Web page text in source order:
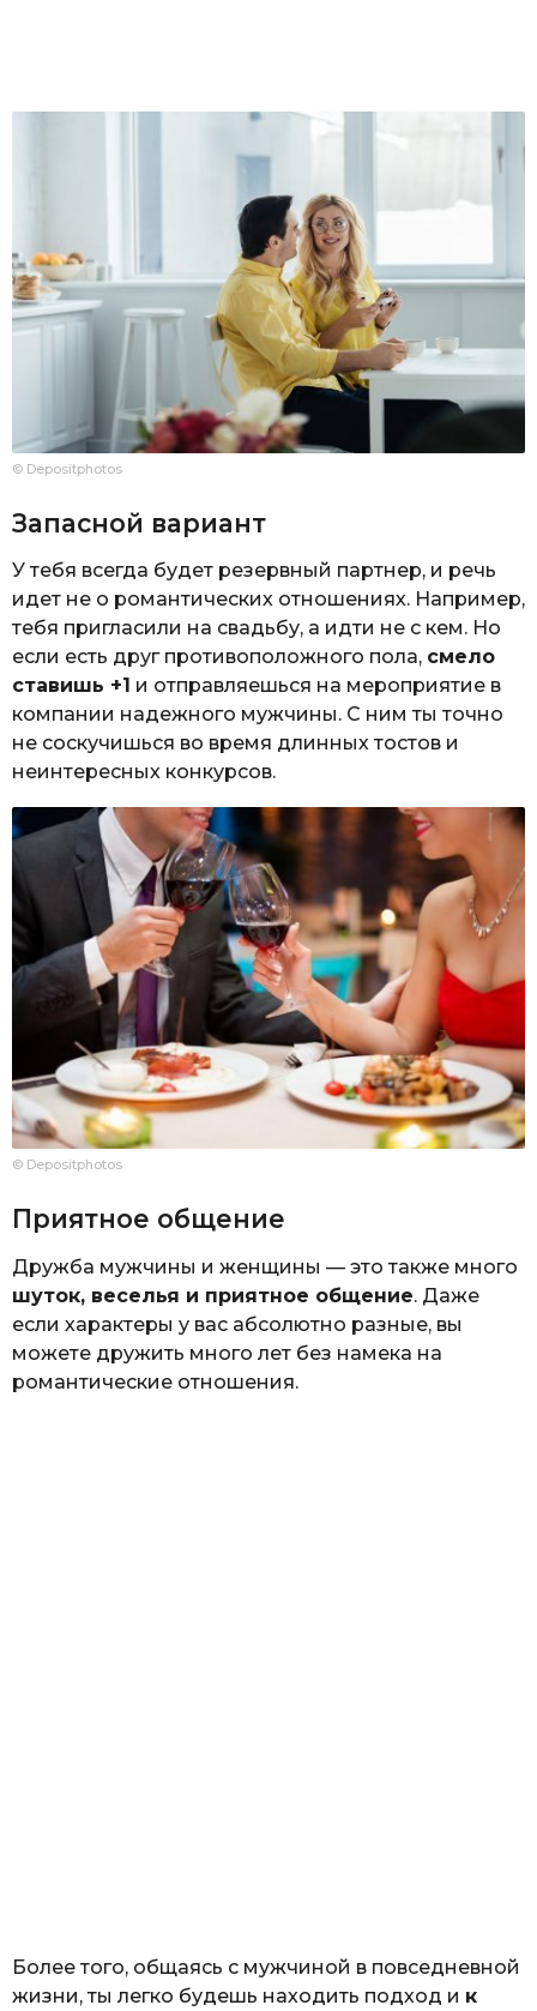
© Depositphotos
Запасной вариант
У тебя всегда будет резервный партнер, и речь
идет не о романтических отношениях. Например,
тебя пригласили на свадьбу, а идти не с кем. Но
если есть друг противоположного пола, смело
ставишь +1 и отправляешься на мероприятие в
компании надежного мужчины. С ним ты точно
не соскучишься во время длинных тостов и
неинтересных конкурсов.
© Depositphotos
Приятное общение
Дружба мужчины и женщины — это также много
шуток, веселья и приятное общение. Даже
если характеры у вас абсолютно разные, вы
можете дружить много лет без намека на
романтические отношения.
Более того, общаясь с мужчиной в повседневной
жизни, ты легко будешь находить подход и к